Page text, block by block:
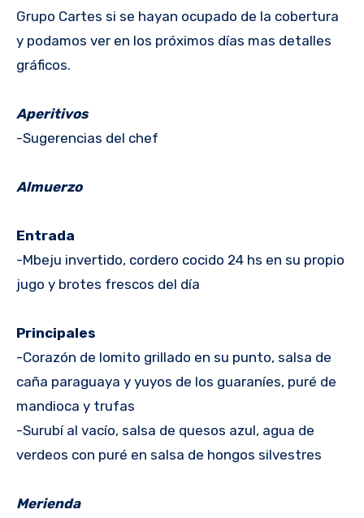
Grupo Cartes si se hayan ocupado de la cobertura
y podamos ver en los próximos días mas detalles
gráficos.
Aperitivos
-Sugerencias del chef
Almuerzo
Entrada
-Mbeju invertido, cordero cocido 24 hs en su propio
jugo y brotes frescos del día
Principales
-Corazón de lomito grillado en su punto, salsa de
caña paraguaya y yuyos de los guaraníes, puré de
mandioca y trufas
-Surubí al vacío, salsa de quesos azul, agua de
verdeos con puré en salsa de hongos silvestres
Merienda